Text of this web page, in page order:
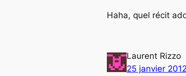
Haha, quel récit
Laurent Rizzo
25 janvier 2012